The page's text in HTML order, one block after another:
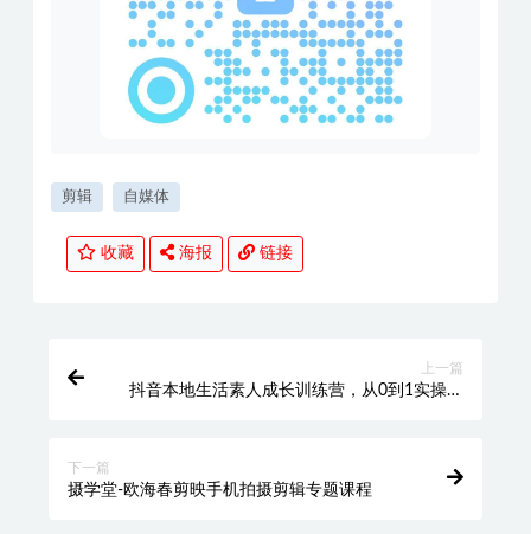
剪辑 自媒体
收藏 海报 链接
上一篇
抖音本地生活素人成长训练营，从0到1实操落
下一篇
摄学堂-欧海春剪映手机拍摄剪辑专题课程